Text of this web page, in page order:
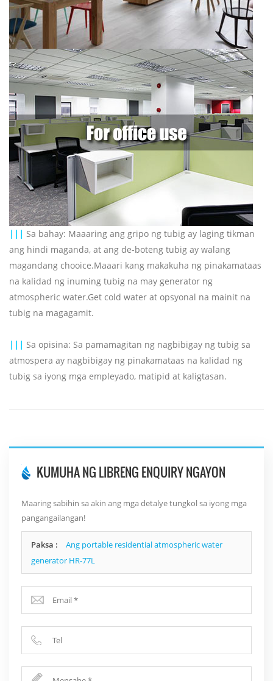
||| Sa bahay: Maaaring ang gripo ng tubig ay laging tikman
ang hindi maganda, at ang de-boteng tubig ay walang
magandang chooice.Maaari kang makakuha ng pinakamataas
na kalidad ng inuming tubig na may generator ng
atmospheric water.Get cold water at opsyonal na mainit na
tubig na magagamit.
||| Sa opisina: Sa pamamagitan ng nagbibigay ng tubig sa
atmospera ay nagbibigay ng pinakamataas na kalidad ng
tubig sa iyong mga empleyado, matipid at kaligtasan.
KUMUHA NG LIBRENG ENQUIRY NGAYON
Maaring sabihin sa akin ang mga detalye tungkol sa iyong mga
pangangailangan!
Paksa :
Ang portable residential atmospheric water
generator HR-77L